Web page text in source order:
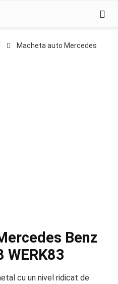
Macheta auto Mercedes
Benz
WERK83
cu un nivel ridicat de